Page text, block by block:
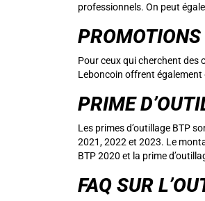
professionnels. On peut
PROMOTIONS
Pour ceux qui cherchent des
Leboncoin offrent également
PRIME
Les primes d’outillage BTP
2021, 2022 et 2023. Le
BTP 2020 et la prime
FAQ SUR